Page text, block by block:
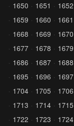
1650
1651 1652
1659
1660 1661
1668
1669 1670
1677
1678 1679
1686
1687 1688
1695
1696 1697
1704
1705 1706
1713
1714 1715
1722
1723 1724